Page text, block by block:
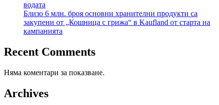
водата
Близо 6 млн. броя основни хранителни продукти са
закупени от „Кошница с грижа“ в Kaufland от старта на
кампанията
Recent Comments
Няма коментари за показване.
Archives